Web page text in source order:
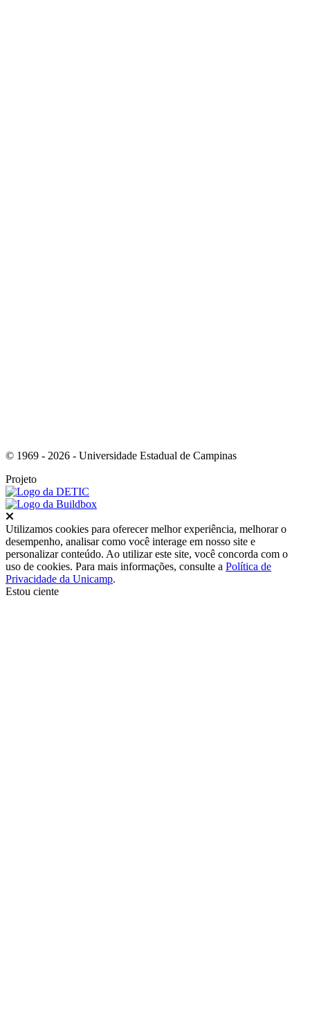
© 1969 - 2026 - Universidade Estadual de Campinas
Projeto
Utilizamos cookies para oferecer melhor experiência, melhorar o
desempenho, analisar como você interage em nosso site e
personalizar conteúdo. Ao utilizar este site, você concorda com o
uso de cookies. Para mais informações, consulte a Política de
Privacidade da Unicamp.
Estou ciente